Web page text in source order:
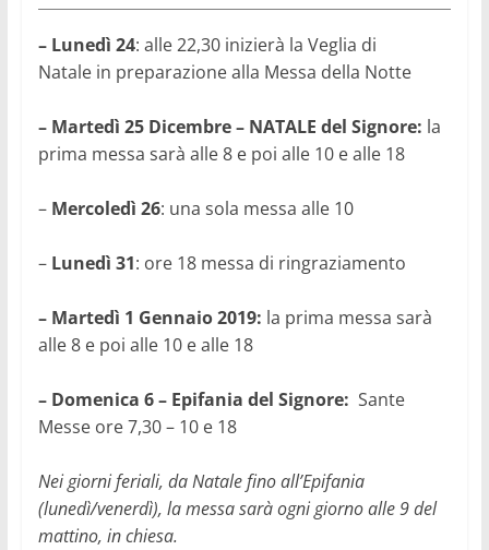
– Lunedì 24: alle 22,30 inizierà la Veglia di
Natale in preparazione alla Messa della Notte
– Martedì 25 Dicembre – NATALE del Signore: la
prima messa sarà alle 8 e poi alle 10 e alle 18
– Mercoledì 26: una sola messa alle 10
– Lunedì 31: ore 18 messa di ringraziamento
– Martedì 1 Gennaio 2019: la prima messa sarà
alle 8 e poi alle 10 e alle 18
– Domenica 6 – Epifania del Signore: Sante
Messe ore 7,30 – 10 e 18
Nei giorni feriali, da Natale fino all’Epifania
(lunedì/venerdì), la messa sarà ogni giorno alle 9 del
mattino, in chiesa.